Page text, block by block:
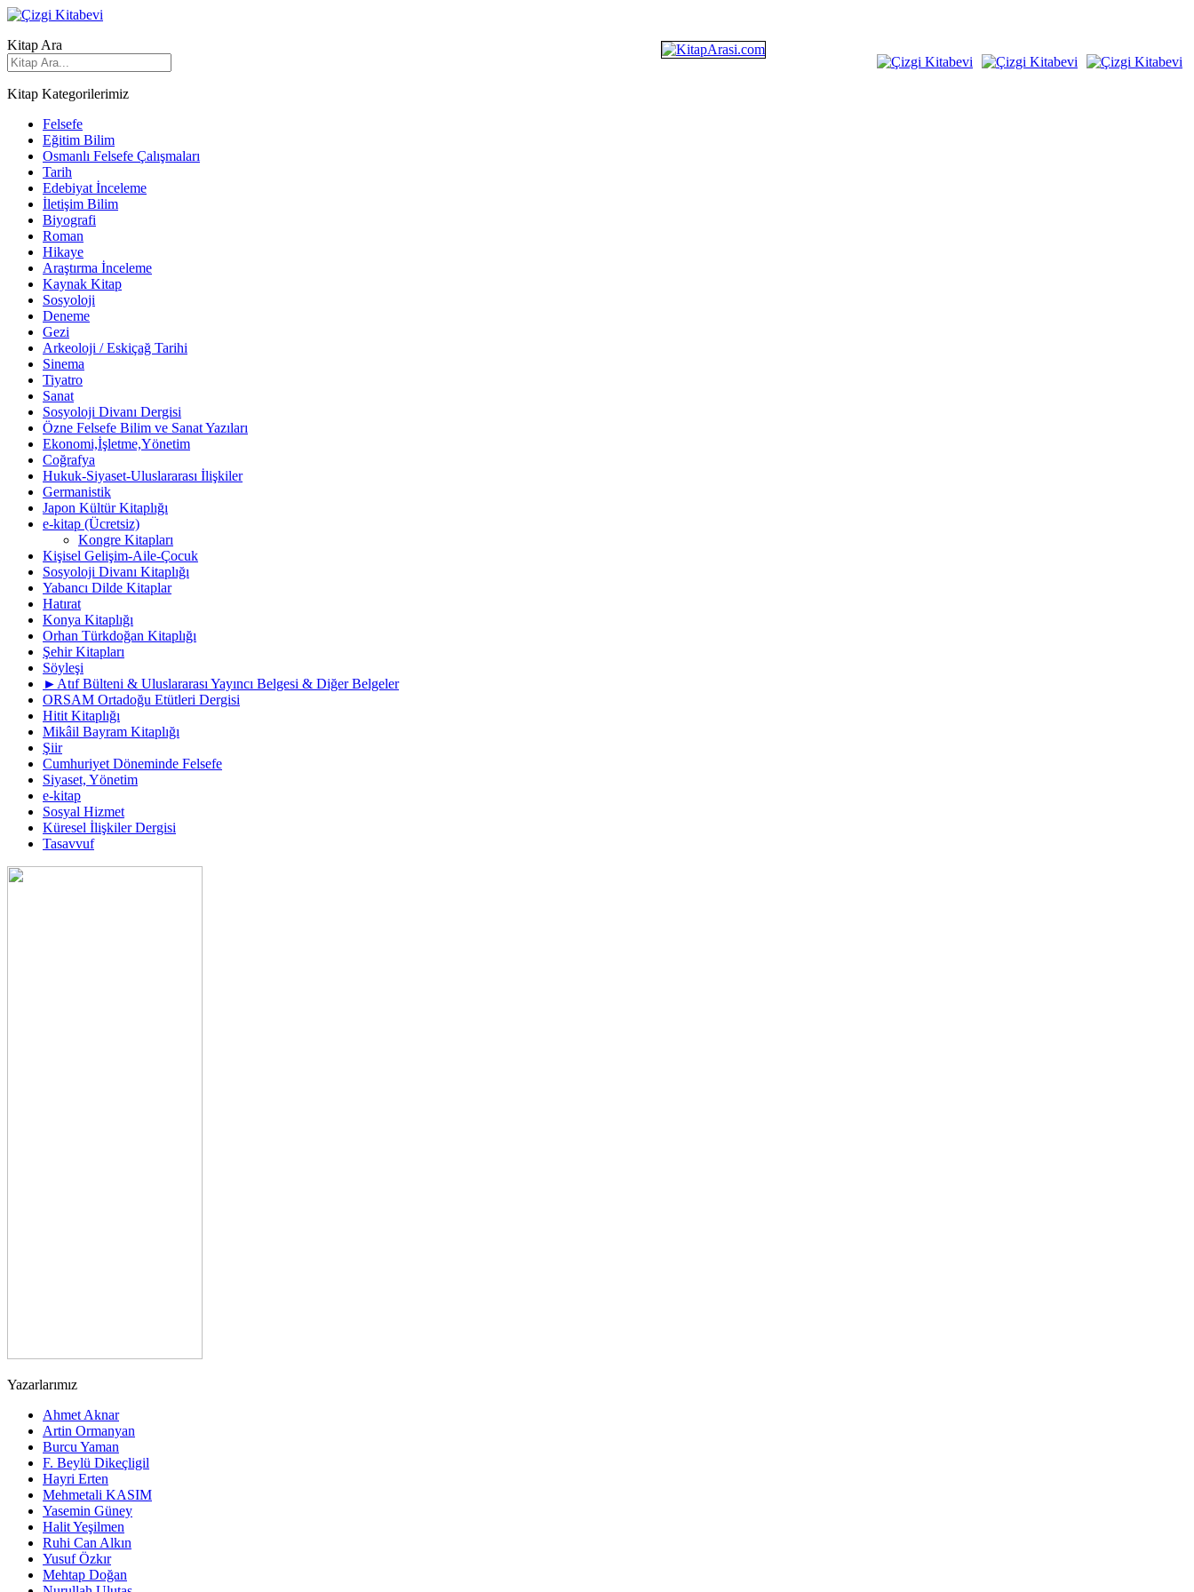
Kitap Ara
Kitap Kategorilerimiz
Felsefe
Eğitim Bilim
Osmanlı Felsefe Çalışmaları
Tarih
Edebiyat İnceleme
İletişim Bilim
Biyografi
Roman
Hikaye
Araştırma İnceleme
Kaynak Kitap
Sosyoloji
Deneme
Gezi
Arkeoloji / Eskiçağ Tarihi
Sinema
Tiyatro
Sanat
Sosyoloji Divanı Dergisi
Özne Felsefe Bilim ve Sanat Yazıları
Ekonomi,İşletme,Yönetim
Coğrafya
Hukuk-Siyaset-Uluslararası İlişkiler
Germanistik
Japon Kültür Kitaplığı
e-kitap (Ücretsiz)
Kongre Kitapları
Kişisel Gelişim-Aile-Çocuk
Sosyoloji Divanı Kitaplığı
Yabancı Dilde Kitaplar
Hatırat
Konya Kitaplığı
Orhan Türkdoğan Kitaplığı
Şehir Kitapları
Söyleşi
►Atıf Bülteni & Uluslararası Yayıncı Belgesi & Diğer Belgeler
ORSAM Ortadoğu Etütleri Dergisi
Hitit Kitaplığı
Mikâil Bayram Kitaplığı
Şiir
Cumhuriyet Döneminde Felsefe
Siyaset, Yönetim
e-kitap
Sosyal Hizmet
Küresel İlişkiler Dergisi
Tasavvuf
Yazarlarımız
Ahmet Aknar
Artin Ormanyan
Burcu Yaman
F. Beylü Dikeçligil
Hayri Erten
Mehmetali KASIM
Yasemin Güney
Halit Yeşilmen
Ruhi Can Alkın
Yusuf Özkır
Mehtap Doğan